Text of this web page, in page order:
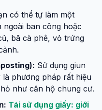
có thể tự làm một
ngoài ban công hoặc
bã cà phê, vỏ trứng
Sử dụng giun
phương pháp rất hiệu
như căn hộ chung cư.
Tái sử dụng giấy: giới